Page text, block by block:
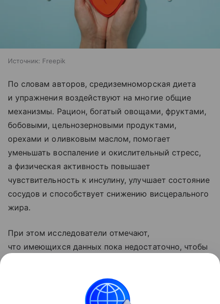
Источник: Freepik
По словам авторов, средиземноморская диета
и упражнения воздействуют на многие общие
механизмы. Рацион, богатый овощами, фруктами,
бобовыми, цельнозерновыми продуктами,
орехами и оливковым маслом, помогает
уменьшать воспаление и окислительный стресс,
а физическая активность повышает
чувствительность к инсулину, улучшает состояние
сосудов и способствует снижению висцерального
жира.
При этом исследователи отмечают,
что имеющихся данных пока недостаточно, чтобы
чем каждый из этих методов по отдельности.